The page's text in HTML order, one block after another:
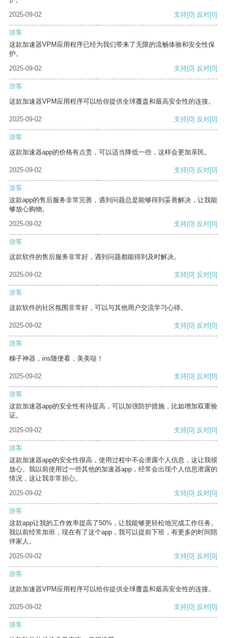
2025-09-02
支持[0] 反对[0]
游客
这款加速器VPM应用程序已经为我们带来了无限的流畅体验和安全性保
护。
2025-09-02
支持[0] 反对[0]
游客
这款加速器VPM应用程序可以给你提供全球覆盖和最高安全性的连接。
2025-09-02 支持[0] 反对[0]
游客
这款加速器app的价格有点贵，可以适当降低一些，这样会更加亲民。
2025-09-02 支持[0] 反对[0]
游客
这款app的售后服务非常完善，遇到问题总是能够得到妥善解决，让我能
够放心购物。
2025-09-02
支持[0] 反对[0]
游客
这款软件的售后服务非常好，遇到问题都能得到及时解决。
2025-09-02 支持[0] 反对[0]
游客
这款软件的社区氛围非常好，可以与其他用户交流学习心得。
2025-09-02 支持[0] 反对[0]
游客
梯子神器，ins随便看，美美哒！
2025-09-02 支持[0] 反对[0]
游客
这款加速器app的安全性有待提高，可以加强防护措施，比如增加双重验
证。
2025-09-02
支持[0] 反对[0]
游客
这款加速器app的安全性很高，使用过程中不会泄露个人信息，这让我很
放心。我以前使用过一些其他的加速器app，经常会出现个人信息泄露的
情况，这让我非常担心。
2025-09-02
支持[0] 反对[0]
游客
这款app让我的工作效率提高了50%，让我能够更轻松地完成工作任务。
我以前经常加班，现在有了这个app，我可以提前下班，有更多的时间陪
伴家人。
2025-09-02
支持[0] 反对[0]
游客
这款加速器VPM应用程序可以给你提供全球覆盖和最高安全性的连接。
2025-09-02 支持[0] 反对[0]
游客